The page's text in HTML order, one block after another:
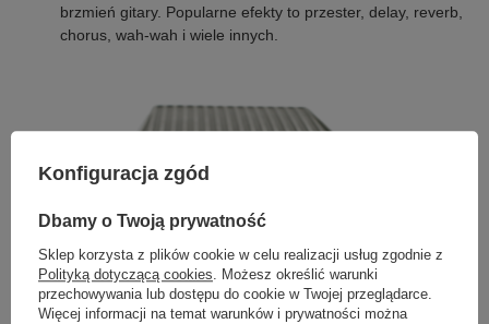
brzmień gitary. Popularne efekty to przester, delay, reverb,
chorus, wah-wah i wiele innych.
Konfiguracja zgód
Dbamy o Twoją prywatność
Sklep korzysta z plików cookie w celu realizacji usług zgodnie z
Polityką dotyczącą cookies. Możesz określić warunki
przechowywania lub dostępu do cookie w Twojej przeglądarce.
Więcej informacji na temat warunków i prywatności można